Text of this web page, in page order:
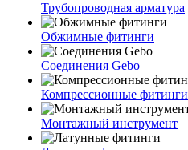
Трубопроводная арматура
Обжимные фитинги
Соединения Gebo
Компрессионные фитинги
Монтажный инструмент